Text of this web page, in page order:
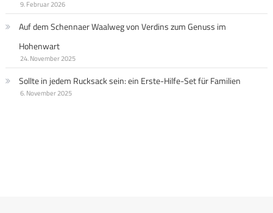
9. Februar 2026
Auf dem Schennaer Waalweg von Verdins zum Genuss im
Hohenwart
24. November 2025
Sollte in jedem Rucksack sein: ein Erste-Hilfe-Set für Familien
6. November 2025